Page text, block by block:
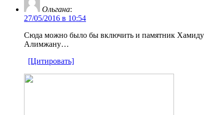
Ольгана:
27/05/2016 в 10:54
Сюда можно было бы включить и памятник Хамиду
Алимжану…
[Цитировать]